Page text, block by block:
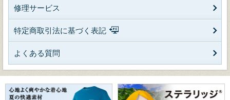
修理サービス
特定商取引法に基づく表記
よくある質問